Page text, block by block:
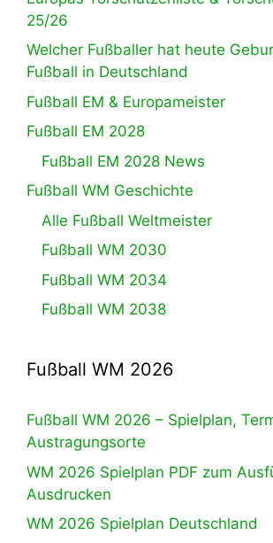
25/26
Welcher Fußballer hat heute
Fußball in Deutschland
Fußball EM & Europameister
Fußball EM 2028
Fußball EM 2028 News
Fußball WM Geschichte
Alle Fußball Weltmeister
Fußball WM 2030
Fußball WM 2034
Fußball WM 2038
Fußball WM 2026
Fußball WM 2026 – Spielplan,
Austragungsorte
WM 2026 Spielplan PDF zum
Ausdrucken
WM 2026 Spielplan Deutschland